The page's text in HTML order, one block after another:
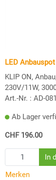
LED Anbauspot
KLIP ON,
230V/11W,
Art.-Nr. : AD-
Ab Lager
CHF 196.00
Merken